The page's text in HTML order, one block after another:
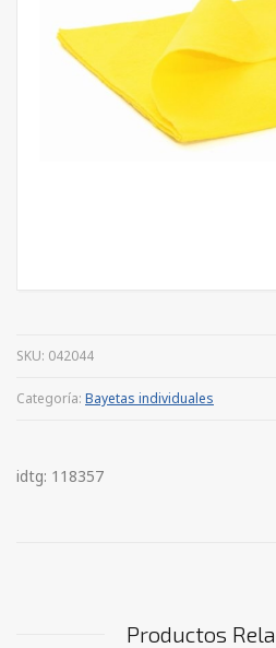
SKU: 042044
Categoría: Bayetas individuales
idtg: 118357
Productos